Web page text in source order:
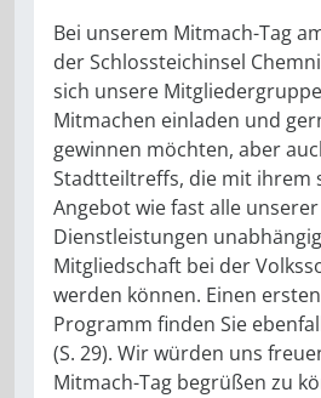
Bei unserem Mitmach-Tag
der Schlossteichinsel
sich unsere
Mitmachen einladen und
gewinnen möchten, aber
Stadtteiltreffs, die mit ihrem
Angebot wie fast alle
Dienstleistungen
Mitgliedschaft bei der
werden können. Einen
Programm finden Sie
(S. 29). Wir würden uns
Mitmach-Tag begrüßen zu